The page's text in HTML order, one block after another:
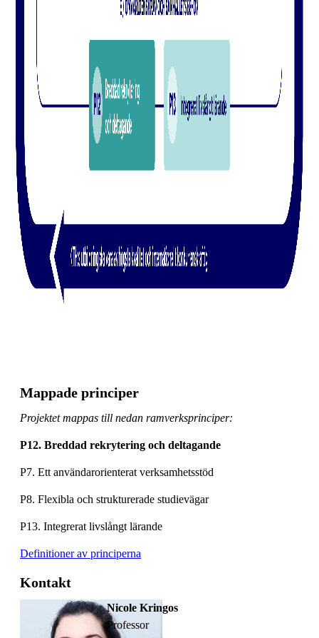
Mappade principer
Projektet mappas till nedan ramverksprinciper:
P12. Breddad rekrytering och deltagande
P7. Ett användarorienterat verksamhetsstöd
P8. Flexibla och strukturerade studievägar
P13. Integrerat livslångt lärande
Definitioner av principerna
Kontakt
Nicole Kringos
professor